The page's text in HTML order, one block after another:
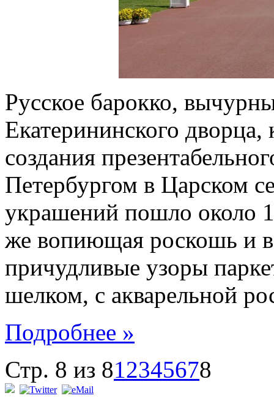
Русское барокко,
Екатерининского дворца,
создания
Петербургом в Царском
украшений пошло около
же вопиющая роскошь и
причудливые узоры
шелком, с акварельной
Подробнее »
Стр. 8 из 812345678